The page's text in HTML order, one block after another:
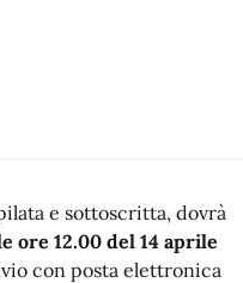
e sottoscritta, dovrà
ore 12.00 del 14 aprile
con posta elettronica